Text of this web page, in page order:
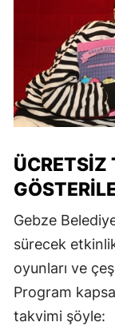
ÜCRETSIZ
Gebze
sürecek
oyunları ve
Program
takvimi şöyle: